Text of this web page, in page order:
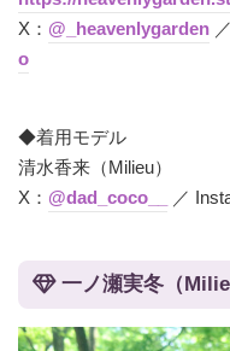
X： @_heavenlygarden
o
◆着用モデル
清⽔⾹来（Milieu）
X： @dad_coco__ ／
一ノ瀬実冬（